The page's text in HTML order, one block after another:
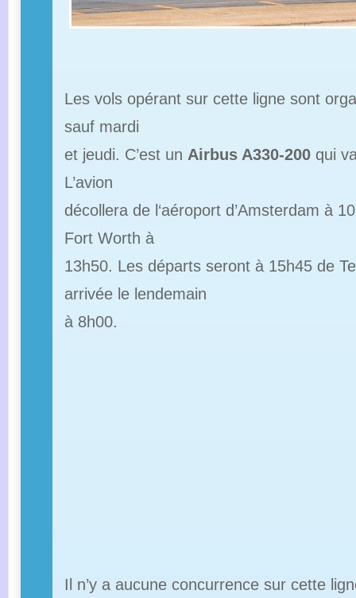
Les vols opérant sur cette ligne sont
sauf mardi
et jeudi. C’est un Airbus A330-200 qui
L’avion
décollera de l‘aéroport d’Amsterdam à
Fort Worth à
13h50. Les départs seront à 15h45 de
arrivée le lendemain
à 8h00.
Il n’y a aucune concurrence sur cette